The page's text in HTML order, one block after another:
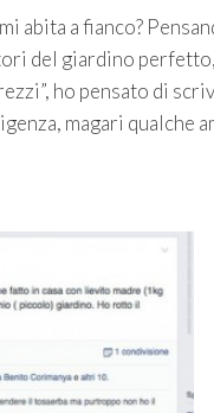
abita a fianco?
del giardino perfetto,
ho pensato di
magari qualche